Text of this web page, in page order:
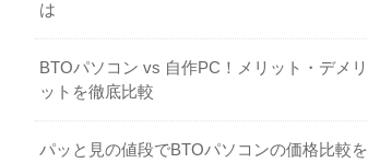
は
BTOパソコン vs 自作PC！メリット・デメリ
ットを徹底比較
パッと見の値段でBTOパソコンの価格比較を